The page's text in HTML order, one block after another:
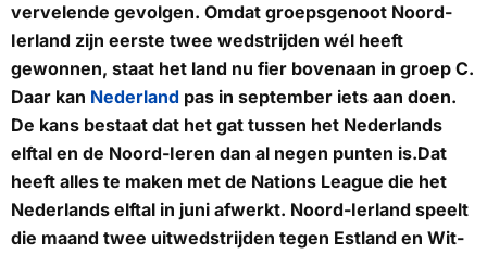
vervelende gevolgen. Omdat groepsgenoot Noord-
Ierland zijn eerste twee wedstrijden wél heeft
gewonnen, staat het land nu fier bovenaan in groep C.
Daar kan Nederland pas in september iets aan doen.
De kans bestaat dat het gat tussen het Nederlands
elftal en de Noord-Ieren dan al negen punten is.Dat
heeft alles te maken met de Nations League die het
Nederlands elftal in juni afwerkt. Noord-Ierland speelt
die maand twee uitwedstrijden tegen Estland en Wit-